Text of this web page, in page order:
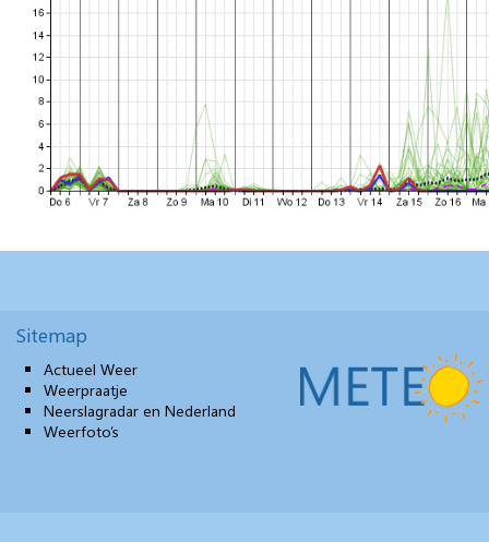
Sitemap
Actueel Weer
Weerpraatje
Neerslagradar en Nederland
Weerfoto’s